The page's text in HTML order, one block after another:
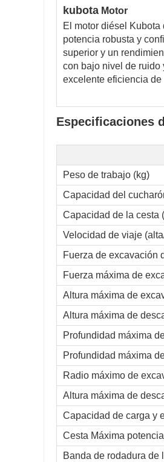
kubota Motor
El motor diésel
potencia robusta y
superior y un
con bajo nivel de ruido
excelente eficiencia de
Especificaciones
Peso de trabajo (kg)
Capacidad del
Capacidad de la cesta
Velocidad de viaje
Fuerza de excavación
Fuerza máxima de
Altura máxima de
Altura máxima de
Profundidad máxima
Profundidad máxima
Radio máximo de
Altura máxima de
Capacidad de carga y
Cesta Máxima
Banda de rodadura de